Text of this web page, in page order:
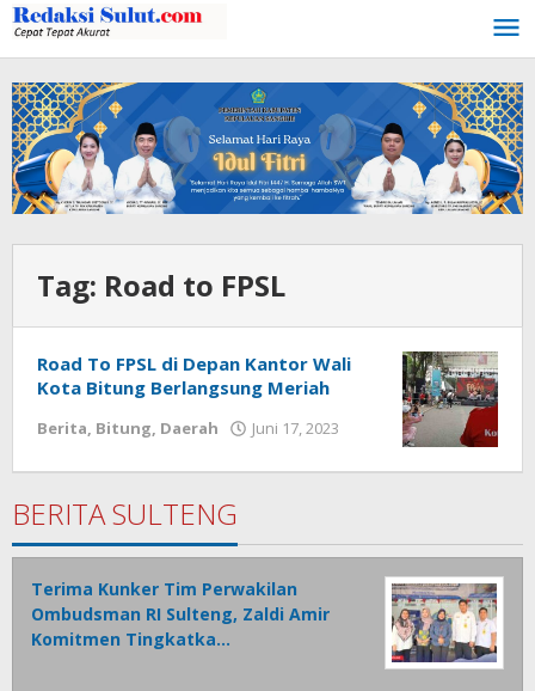
Lewati
ke
konten
Tag: Road to FPSL
Road To FPSL di Depan Kantor Wali
Kota Bitung Berlangsung Meriah
Berita, Bitung, Daerah Juni 17, 2023
Tamasiro
BERITA SULTENG
Terima Kunker Tim Perwakilan
Ombudsman RI Sulteng, Zaldi Amir
Komitmen Tingkatka…